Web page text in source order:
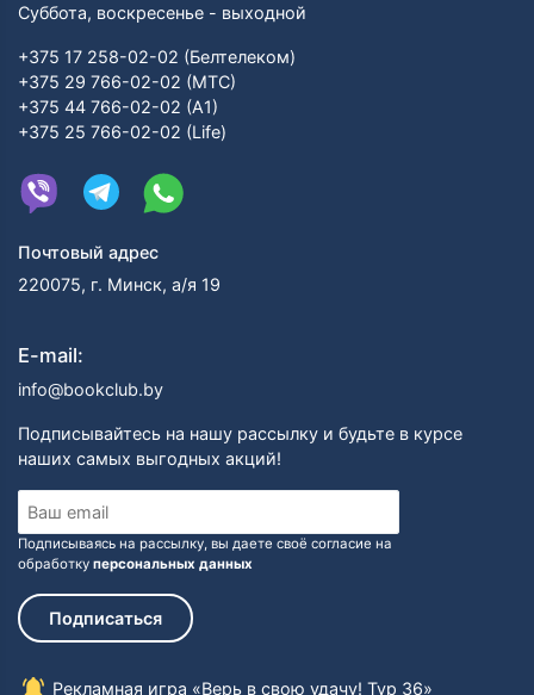
Суббота, воскресенье - выходной
+375 17 258-02-02 (Белтелеком)
+375 29 766-02-02 (МТС)
+375 44 766-02-02 (А1)
+375 25 766-02-02 (Life)
Почтовый адрес
220075, г. Минск, а/я 19
E-mail:
info@bookclub.by
Подписывайтесь на нашу рассылку и будьте в курсе
наших самых выгодных акций!
Подписываясь на рассылку, вы даете своё согласие на
обработку персональных данных
Подписаться
Рекламная игра «Верь в свою удачу! Тур 36»